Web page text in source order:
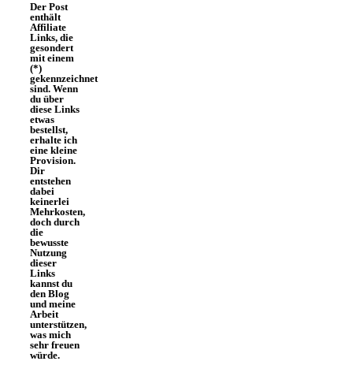
Der Post
enthält
Affiliate
Links, die
gesondert
mit einem
(*)
gekennzeichnet
sind. Wenn
du über
diese Links
etwas
bestellst,
erhalte ich
eine kleine
Provision.
Dir
entstehen
dabei
keinerlei
Mehrkosten,
doch durch
die
bewusste
Nutzung
dieser
Links
kannst du
den Blog
und meine
Arbeit
unterstützen,
was mich
sehr freuen
würde.